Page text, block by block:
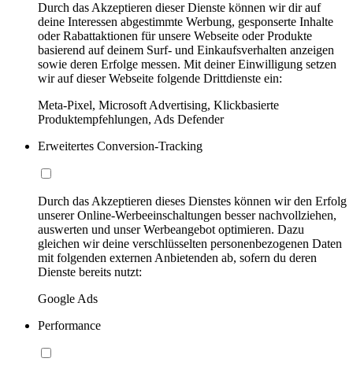
Durch das Akzeptieren dieser Dienste können wir dir auf
deine Interessen abgestimmte Werbung, gesponserte Inhalte
oder Rabattaktionen für unsere Webseite oder Produkte
basierend auf deinem Surf- und Einkaufsverhalten anzeigen
sowie deren Erfolge messen. Mit deiner Einwilligung setzen
wir auf dieser Webseite folgende Drittdienste ein:
Meta-Pixel, Microsoft Advertising, Klickbasierte
Produktempfehlungen, Ads Defender
Erweitertes Conversion-Tracking
Durch das Akzeptieren dieses Dienstes können wir den Erfolg
unserer Online-Werbeeinschaltungen besser nachvollziehen,
auswerten und unser Werbeangebot optimieren. Dazu
gleichen wir deine verschlüsselten personenbezogenen Daten
mit folgenden externen Anbietenden ab, sofern du deren
Dienste bereits nutzt:
Google Ads
Performance